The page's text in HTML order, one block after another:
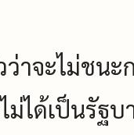
ว่าจะไม่ชน
ม่ได้เป็นรัฐ